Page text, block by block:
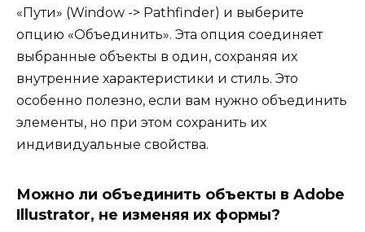
«Пути» (Window -> Pathfinder) и выберите
опцию «Объединить». Эта опция соединяет
выбранные объекты в один, сохраняя их
внутренние характеристики и стиль. Это
особенно полезно, если вам нужно объединить
элементы, но при этом сохранить их
индивидуальные свойства.
Можно ли объединить объекты в Adobe
Illustrator, не изменяя их формы?